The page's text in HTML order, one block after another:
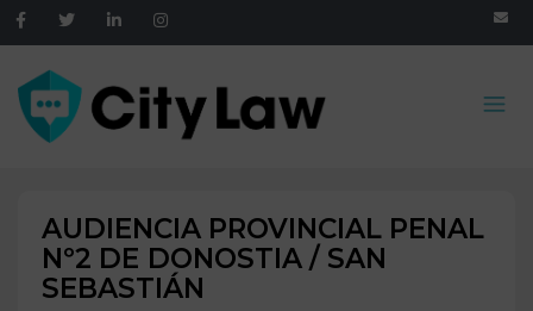
AUDIENCIA PROVINCIAL PENAL
Nº2 DE DONOSTIA / SAN
SEBASTIÁN